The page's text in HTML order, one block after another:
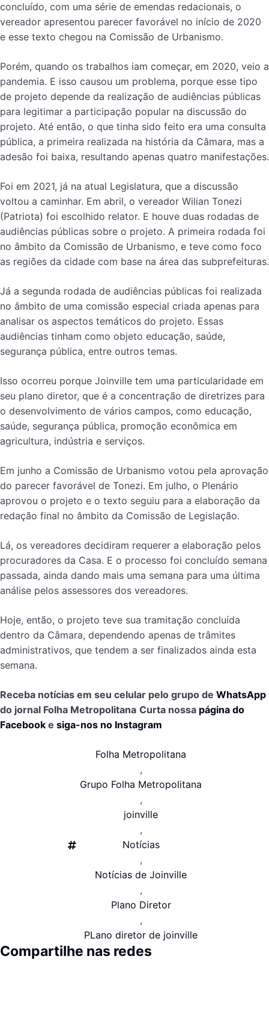
concluído, com uma série de emendas redacionais, o
vereador apresentou parecer favorável no início de 2020
e esse texto chegou na Comissão de Urbanismo.
Porém, quando os trabalhos iam começar, em 2020, veio a
pandemia. E isso causou um problema, porque esse tipo
de projeto depende da realização de audiências públicas
para legitimar a participação popular na discussão do
projeto. Até então, o que tinha sido feito era uma consulta
pública, a primeira realizada na história da Câmara, mas a
adesão foi baixa, resultando apenas quatro manifestações.
Foi em 2021, já na atual Legislatura, que a discussão
voltou a caminhar. Em abril, o vereador Wilian Tonezi
(Patriota) foi escolhido relator. E houve duas rodadas de
audiências públicas sobre o projeto. A primeira rodada foi
no âmbito da Comissão de Urbanismo, e teve como foco
as regiões da cidade com base na área das subprefeituras.
Já a segunda rodada de audiências públicas foi realizada
no âmbito de uma comissão especial criada apenas para
analisar os aspectos temáticos do projeto. Essas
audiências tinham como objeto educação, saúde,
segurança pública, entre outros temas.
Isso ocorreu porque Joinville tem uma particularidade em
seu plano diretor, que é a concentração de diretrizes para
o desenvolvimento de vários campos, como educação,
saúde, segurança pública, promoção econômica em
agricultura, indústria e serviços.
Em junho a Comissão de Urbanismo votou pela aprovação
do parecer favorável de Tonezi. Em julho, o Plenário
aprovou o projeto e o texto seguiu para a elaboração da
redação final no âmbito da Comissão de Legislação.
Lá, os vereadores decidiram requerer a elaboração pelos
procuradores da Casa. E o processo foi concluído semana
passada, ainda dando mais uma semana para uma última
análise pelos assessores dos vereadores.
Hoje, então, o projeto teve sua tramitação concluída
dentro da Câmara, dependendo apenas de trâmites
administrativos, que tendem a ser finalizados ainda esta
semana.
Receba notícias em seu celular pelo grupo de WhatsApp
do jornal Folha Metropolitana Curta nossa página do
Facebook e siga-nos no Instagram
Folha Metropolitana
,
Grupo Folha Metropolitana
,
joinville
,
Notícias
,
Notícias de Joinville
,
Plano Diretor
,
PLano diretor de joinville
Compartilhe nas redes